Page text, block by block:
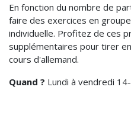
En fonction du nombre de
faire des exercices en
individuelle. Profitez de ces
supplémentaires pour tirer
cours d'allemand.
Quand ? Lundi à vendredi